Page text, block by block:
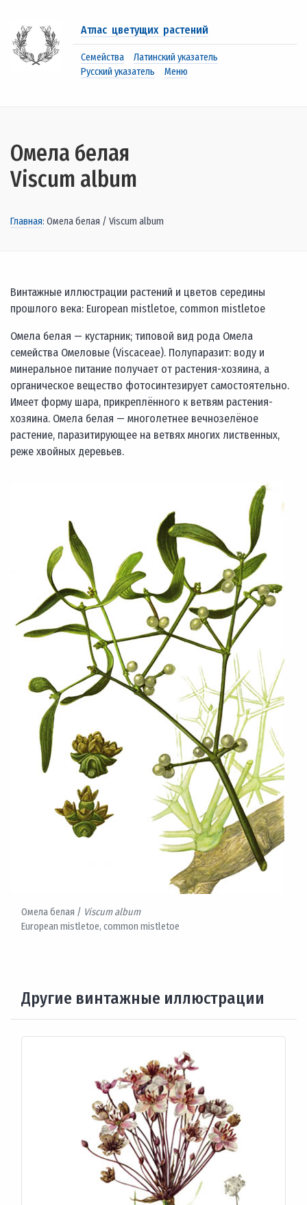
Атлас цветущих растений
Семейства
Латинский указатель
Русский указатель
Меню
Омела белая
Viscum album
Главная: Омела белая / Viscum album
Винтажные иллюстрации растений и цветов середины
прошлого века: European mistletoe, common mistletoe
Омела белая — кустарник; типовой вид рода Омела
семейства Омеловые (Viscaceae). Полупаразит: воду и
минеральное питание получает от растения-хозяина, а
органическое вещество фотосинтезирует самостоятельно.
Имеет форму шара, прикреплённого к ветвям растения-
хозяина. Омела белая — многолетнее вечнозелёное
растение, паразитирующее на ветвях многих лиственных,
реже хвойных деревьев.
Омела белая / Viscum album
European mistletoe, common mistletoe
Другие винтажные иллюстрации